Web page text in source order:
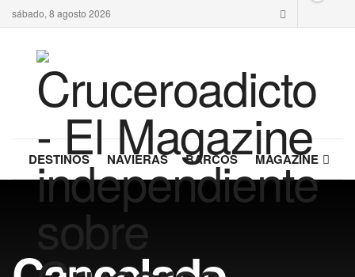
sábado, 8 agosto 2026
DESTINOS NAVIERAS BARCOS MAGAZINE